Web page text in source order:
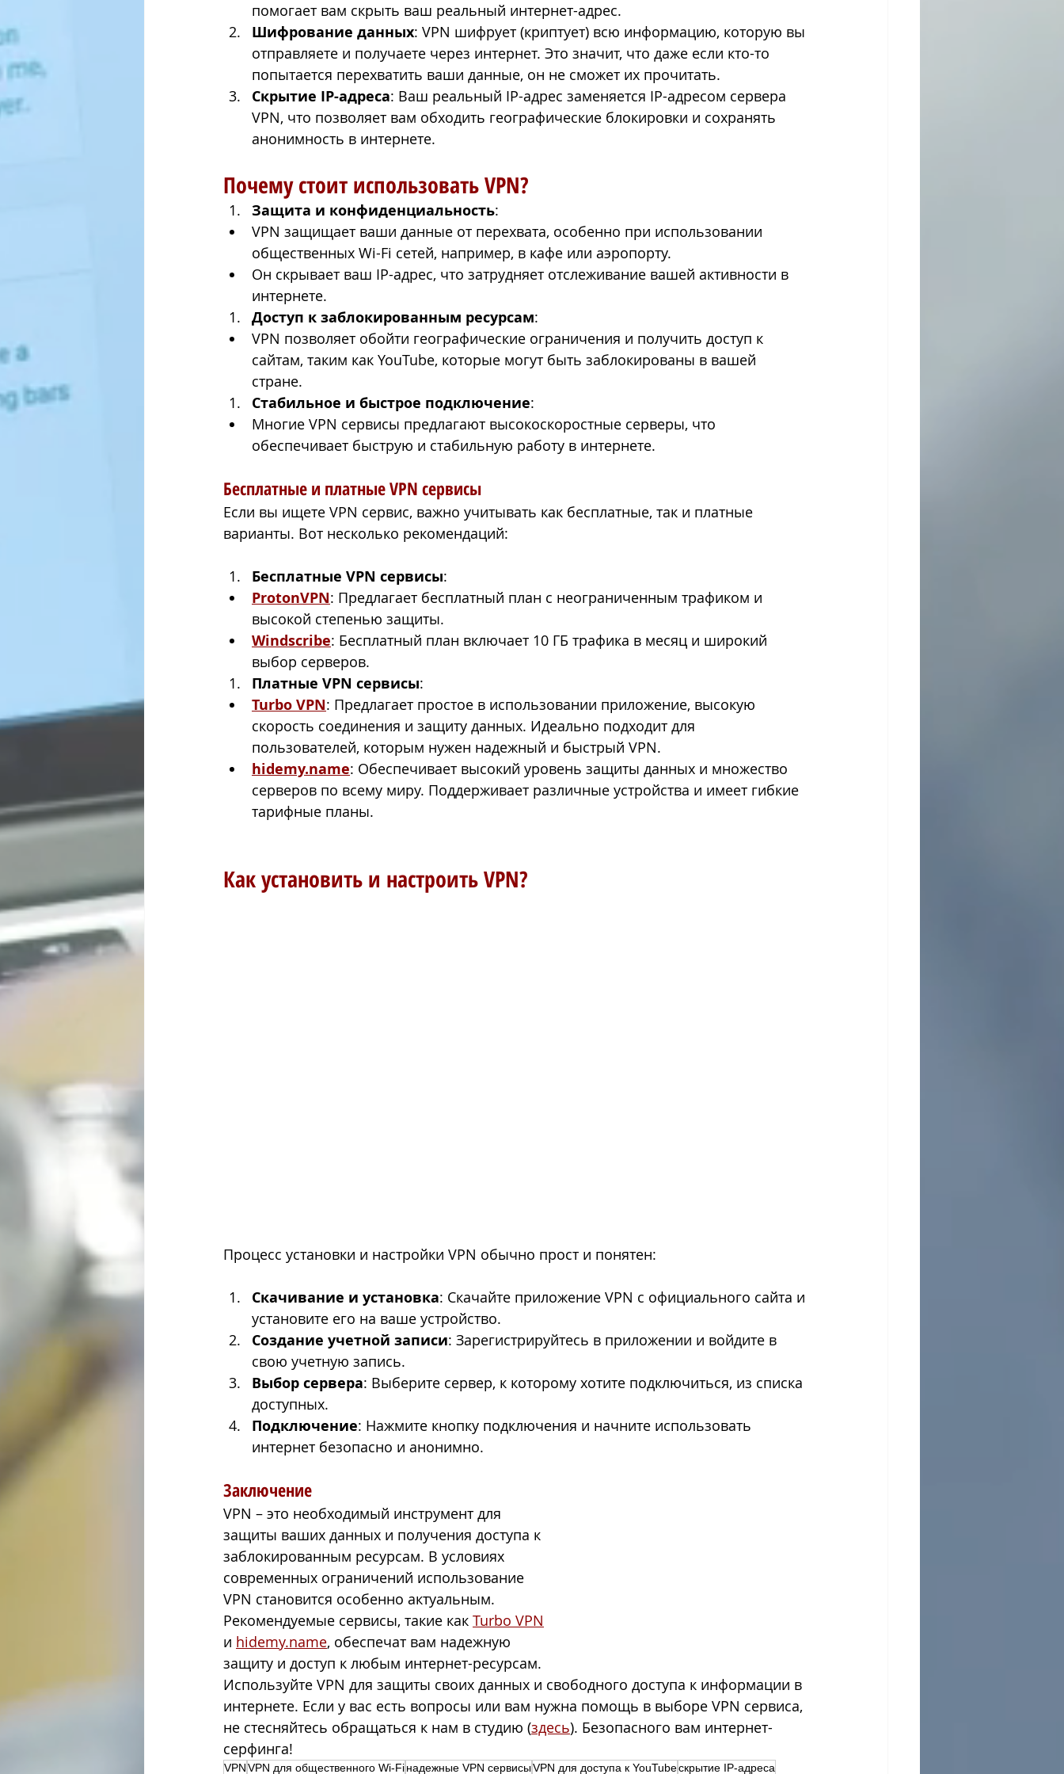
помогает вам скрыть ваш реальный интернет-адрес.
Шифрование данных: VPN шифрует (криптует) всю информацию, которую вы
отправляете и получаете через интернет. Это значит, что даже если кто-то
попытается перехватить ваши данные, он не сможет их прочитать.
Скрытие IP-адреса: Ваш реальный IP-адрес заменяется IP-адресом сервера
VPN, что позволяет вам обходить географические блокировки и сохранять
анонимность в интернете.
Почему стоит использовать VPN?
Защита и конфиденциальность:
VPN защищает ваши данные от перехвата, особенно при использовании
общественных Wi-Fi сетей, например, в кафе или аэропорту.
Он скрывает ваш IP-адрес, что затрудняет отслеживание вашей активности в
интернете.
Доступ к заблокированным ресурсам:
VPN позволяет обойти географические ограничения и получить доступ к
сайтам, таким как YouTube, которые могут быть заблокированы в вашей
стране.
Стабильное и быстрое подключение:
Многие VPN сервисы предлагают высокоскоростные серверы, что
обеспечивает быструю и стабильную работу в интернете.
Бесплатные и платные VPN сервисы
Если вы ищете VPN сервис, важно учитывать как бесплатные, так и платные
варианты. Вот несколько рекомендаций:
Бесплатные VPN сервисы:
ProtonVPN: Предлагает бесплатный план с неограниченным трафиком и
высокой степенью защиты.
Windscribe: Бесплатный план включает 10 ГБ трафика в месяц и широкий
выбор серверов.
Платные VPN сервисы:
Turbo VPN: Предлагает простое в использовании приложение, высокую
скорость соединения и защиту данных. Идеально подходит для
пользователей, которым нужен надежный и быстрый VPN.
hidemy.name: Обеспечивает высокий уровень защиты данных и множество
серверов по всему миру. Поддерживает различные устройства и имеет гибкие
тарифные планы.
Как установить и настроить VPN?
Процесс установки и настройки VPN обычно прост и понятен:
Скачивание и установка: Скачайте приложение VPN с официального сайта и
установите его на ваше устройство.
Создание учетной записи: Зарегистрируйтесь в приложении и войдите в
свою учетную запись.
Выбор сервера: Выберите сервер, к которому хотите подключиться, из списка
доступных.
Подключение: Нажмите кнопку подключения и начните использовать
интернет безопасно и анонимно.
Заключение
VPN – это необходимый инструмент для
защиты ваших данных и получения доступа к
заблокированным ресурсам. В условиях
современных ограничений использование
VPN становится особенно актуальным.
Рекомендуемые сервисы, такие как Turbo VPN
и hidemy.name, обеспечат вам надежную
защиту и доступ к любым интернет-ресурсам.
Используйте VPN для защиты своих данных и свободного доступа к информации в
интернете. Если у вас есть вопросы или вам нужна помощь в выборе VPN сервиса,
не стесняйтесь обращаться к нам в студию (здесь). Безопасного вам интернет-
серфинга!
VPNVPN для общественного Wi-Fiнадежные VPN сервисыVPN для доступа к YouTubeскрытие IP-адреса